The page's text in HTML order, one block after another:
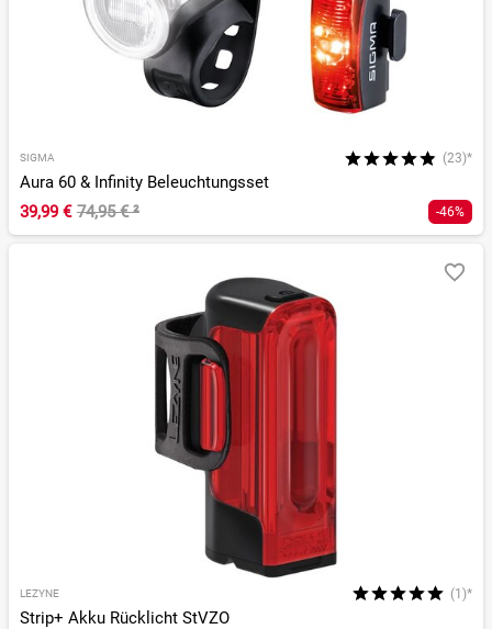
SIGMA (23)*
Aura 60 & Infinity Beleuchtungsset
39,99 € 74,95 €² -46%
LEZYNE (1)*
Strip+ Akku Rücklicht StVZO